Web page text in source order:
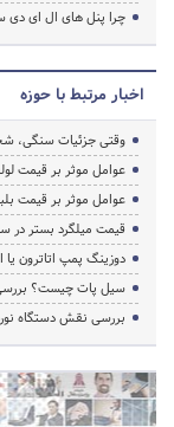
چرا پنل های ال ای
اخبار مرتبط با حوزه
وقتی جزئیات سنگی،
عوامل موثر بر قیمت
عوامل موثر بر قیمت
قیمت میلگرد بستر در سه
دوزینگ پمپ اتاترون یا
سیل پات چیست؟ بررسی
بررسی نقش دستگاه